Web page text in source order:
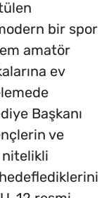
bir spor
amatör
ev
Başkanı
ve